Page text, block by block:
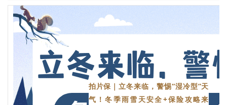
拍片保｜立冬来临，警惕“湿冷型”天
气！冬季雨雪天安全+保险攻略来